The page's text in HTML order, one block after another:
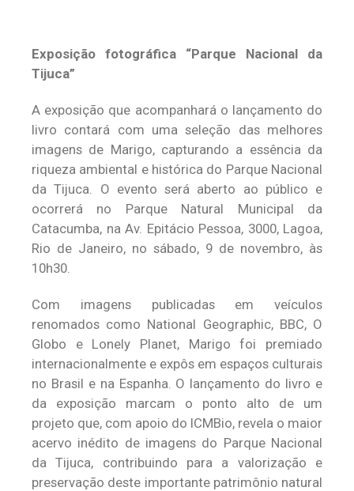
Exposição fotográfica “Parque Nacional da
Tijuca”
A exposição que acompanhará o lançamento do
livro contará com uma seleção das melhores
imagens de Marigo, capturando a essência da
riqueza ambiental e histórica do Parque Nacional
da Tijuca. O evento será aberto ao público e
ocorrerá no Parque Natural Municipal da
Catacumba, na Av. Epitácio Pessoa, 3000, Lagoa,
Rio de Janeiro, no sábado, 9 de novembro, às
10h30.
Com imagens publicadas em veículos
renomados como National Geographic, BBC, O
Globo e Lonely Planet, Marigo foi premiado
internacionalmente e expôs em espaços culturais
no Brasil e na Espanha. O lançamento do livro e
da exposição marcam o ponto alto de um
projeto que, com apoio do ICMBio, revela o maior
acervo inédito de imagens do Parque Nacional
da Tijuca, contribuindo para a valorização e
preservação deste importante patrimônio natural